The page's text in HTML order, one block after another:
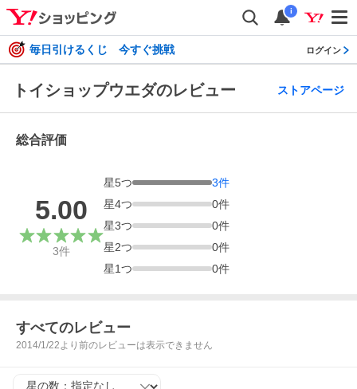
i
毎日引けるくじ 今すぐ挑戦 ログイン
トイショップウエダのレビュー ストアページ
総合評価
5.00
3件
星5つ 3件
星4つ 0件
星3つ 0件
星2つ 0件
星1つ 0件
すべてのレビュー
2014/1/22より前のレビューは表示できません
星の数